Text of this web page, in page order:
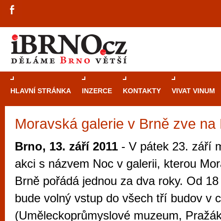
HLAVNÍ STRÁNKA INZERCE KONTAKTY VIVAT VINUM
Moravská galerie v Brně zve na
Brno, 13. září 2011 - V pátek 23. září
akci s názvem Noc v galerii, kterou
Brně pořádá jednou za dva roky. Od
bude volný vstup do všech tří budov v
(Uměleckoprůmyslové muzeum,
Průvodce
Brně: Od
automaty
Brno je
zajímavé
restaurace,
Mimo jiné je ale také místem, kde si